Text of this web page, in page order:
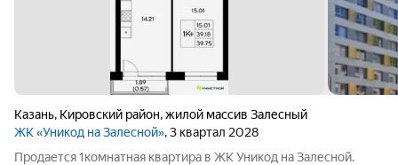
Казань, Кировский район,жилой массив Залесный
ЖК «Уникод на Залесной», 3 квартал 2028
Продается 1комнатная квартира в ЖК Уникод на Залесной.